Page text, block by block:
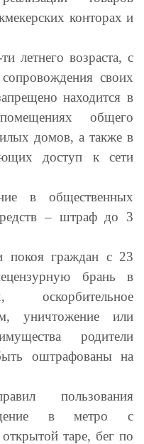
конторах и
летнего возраста, с
своих
находится в
общего
домов, а также в
доступ к сети
в общественных
– штраф до 3
граждан с 23
брань в
оскорбительное
уничтожение или
родители
оштрафованы на
пользования
в метро с
таре, бег по